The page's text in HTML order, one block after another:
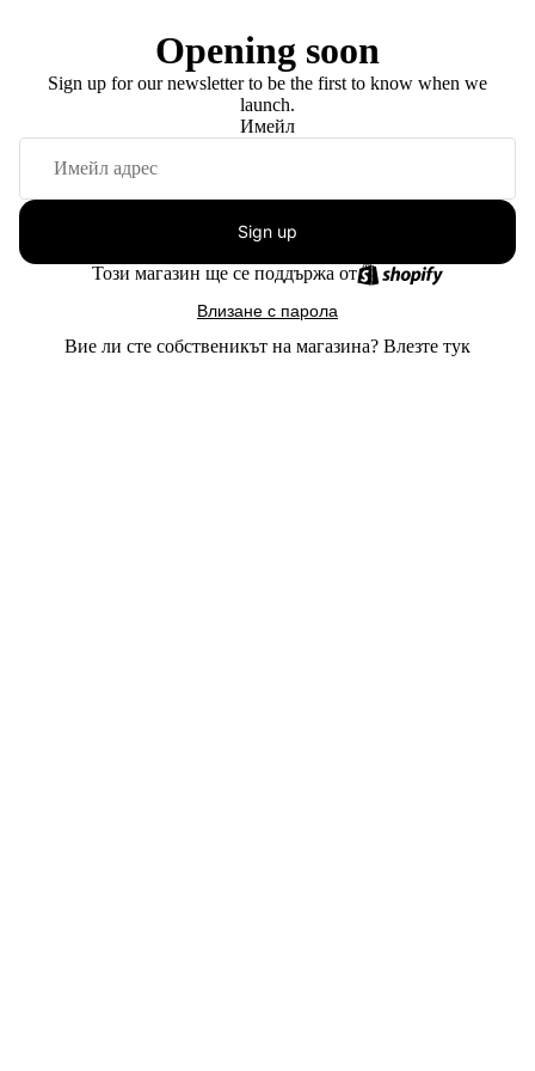
Opening soon
Sign up for our newsletter to be the first to know when we
launch.
Имейл
Sign up
Този магазин ще се поддържа от
Влизане с парола
Вие ли сте собственикът на магазина? Влезте тук